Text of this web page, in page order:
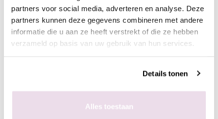
partners voor social media, adverteren en analyse. Deze
partners kunnen deze gegevens combineren met andere
informatie die u aan ze heeft verstrekt of die ze hebben
verzameld op basis van uw gebruik van hun services.
Details tonen
Alles toestaan
Let op: de schaartjes zijn rechts en linkshandig te gebruiken
tenzij anders vermeld staat in de omschrijving.
Cuticle nipper met een fijn gebogen handvat, waardoor
Het snijgedeelte van de vellentang heeft een uitstulping;